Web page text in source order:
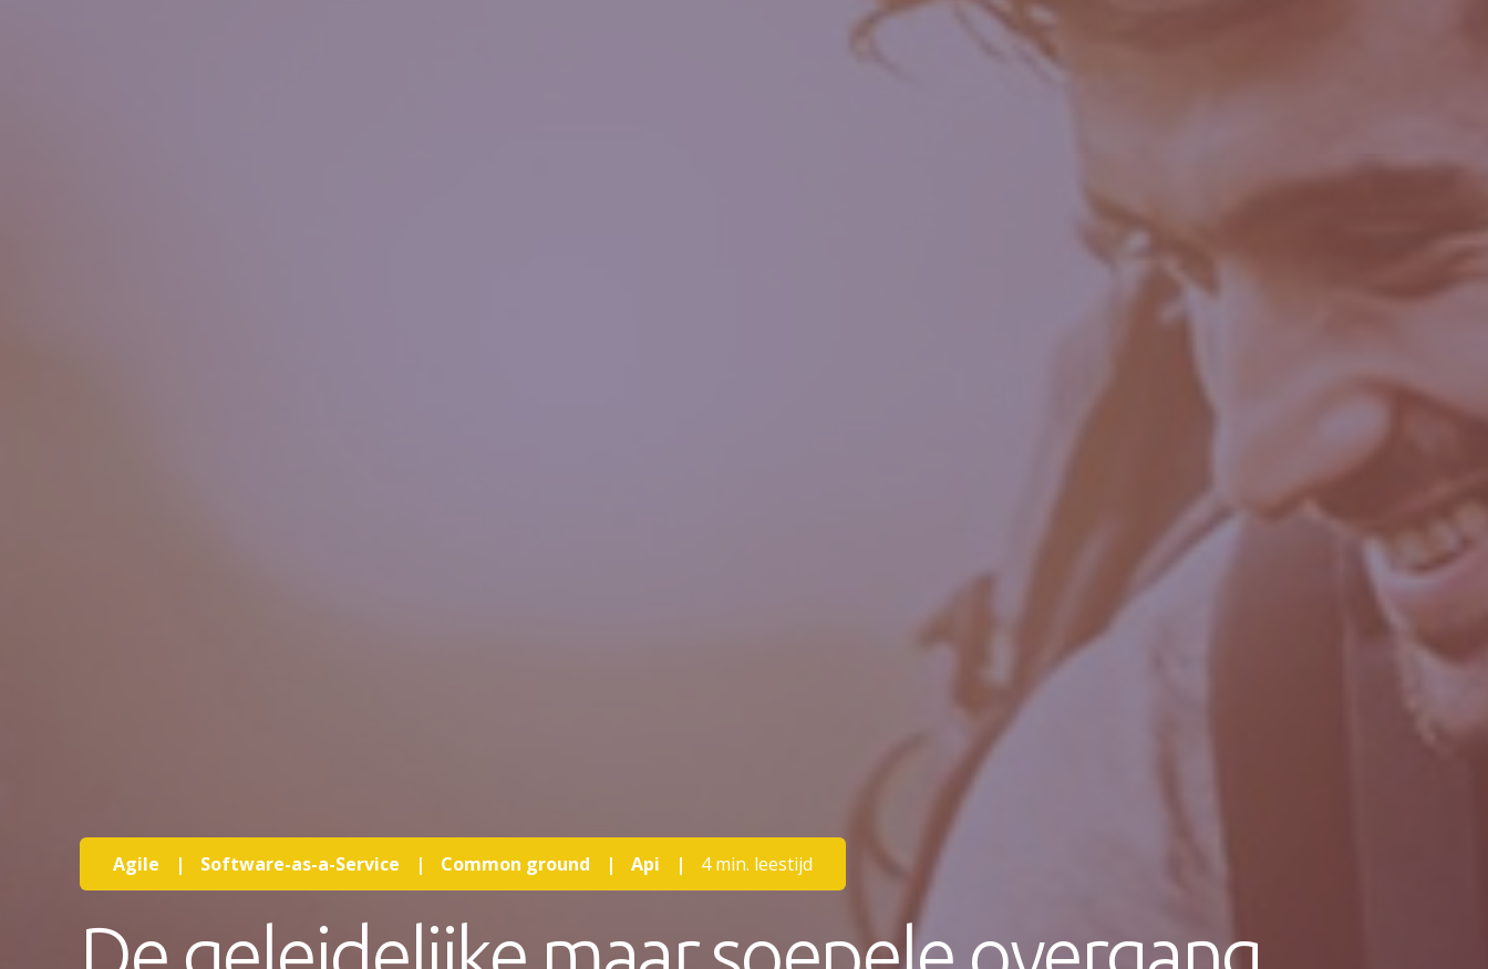
Agile | Software-as-a-Service | Common ground | Api | 4 min. leestijd